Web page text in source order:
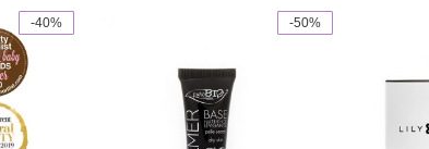
-40% -50%
multiple